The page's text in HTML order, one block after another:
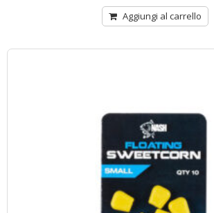
Aggiungi al carrello